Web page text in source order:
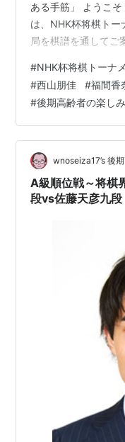
ある手筋」 ようこ
は、NHK杯将棋トー
局を棋譜を通してご
05 10:00:00棋 戦
決定戦先 手 西山朋
合割 平手場 所 NHK
たら、１分単位で１
型 三間飛車 解 説：
#NHK杯将棋トーナ
#西山朋佳 #福間香
#後期高齢者の楽しみ
wnoseiza17’s 後
A級順位戦～将棋
段vs佐藤天彦九段